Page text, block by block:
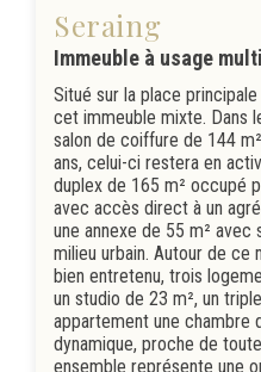
Seraing
Immeuble à usage
Situé sur la place
cet immeuble mixte. Dans
salon de coiffure de 144
ans, celui-ci restera en
duplex de 165 m² occupé
avec accès direct à un
une annexe de 55 m² avec
milieu urbain. Autour de ce
bien entretenu, trois
un studio de 23 m², un
appartement une chambre
dynamique, proche de
ensemble représente une